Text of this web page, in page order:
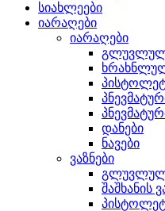
სიახლეები
იარაღები
იარაღები
დანები
ნავები
ვაზნები
შაშხანის